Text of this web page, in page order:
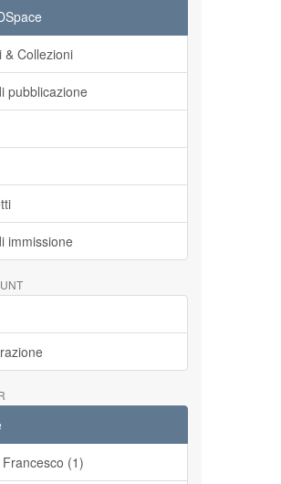
& Collezioni
pubblicazione
immissione
(1)